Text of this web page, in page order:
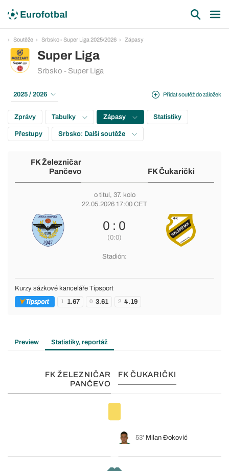
Soutěže Srbsko - Super Liga 2025/2026 Zápasy
Super Liga
Srbsko - Super Liga
Přidat soutěž do záložek
2025 / 2026
Zprávy Tabulky Zápasy Statistiky
Přestupy Srbsko: Další soutěže
FK Železničar
Pančevo
FK Čukarički
o titul , 37. kolo
22.05.2026 17:00 CET
0 : 0
(0:0)
Stadión:
Kurzy sázkové kanceláře Tipsport
1 1.67 0 3.61 2 4.19
Preview Statistiky, reportáž
FK ŽELEZNIČAR
PANČEVO
FK ČUKARIČKI
53' Milan Đoković